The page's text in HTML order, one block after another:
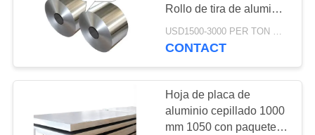
MAPA
SITIO
Rollo de aluminio de
la tira
Rollo de tira de aluminio
Entrega rápida para
aplicaciones en edificios
USD1500-3000 PER TON MOQ:1TON
CONTACT
Hoja de placa de
aluminio cepillado 1000
mm 1050 con paquete